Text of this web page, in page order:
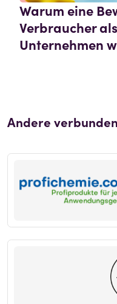
Warum eine
Verbraucher
Unternehmen
Andere